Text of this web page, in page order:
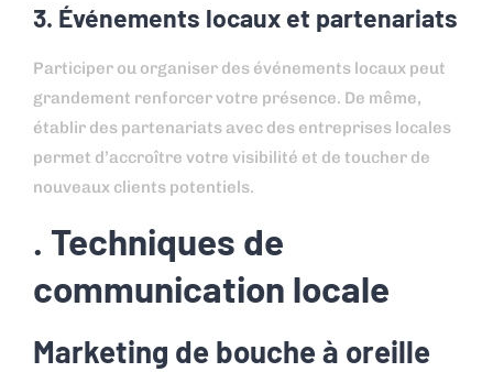
3. Événements locaux et partenariats
Participer ou organiser des événements locaux peut
grandement renforcer votre présence. De même,
établir des partenariats avec des entreprises locales
permet d’accroître votre visibilité et de toucher de
nouveaux clients potentiels.
. Techniques de
communication locale
Marketing de bouche à oreille